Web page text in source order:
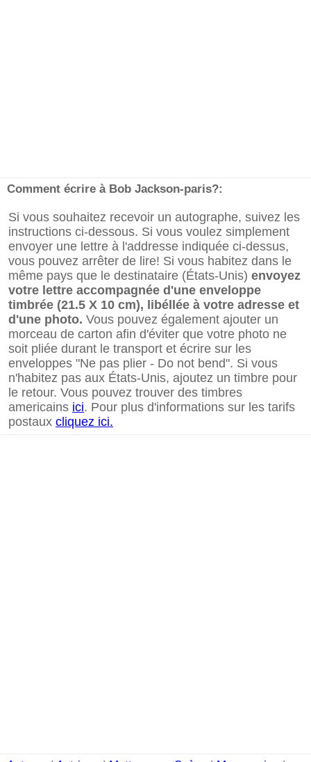
Comment écrire à Bob Jackson-paris?:
Si vous souhaitez recevoir un autographe, suivez les
instructions ci-dessous. Si vous voulez simplement
envoyer une lettre à l'addresse indiquée ci-dessus,
vous pouvez arrêter de lire! Si vous habitez dans le
même pays que le destinataire (États-Unis) envoyez
votre lettre accompagnée d'une enveloppe
timbrée (21.5 X 10 cm), libéllée à votre adresse et
d'une photo. Vous pouvez également ajouter un
morceau de carton afin d'éviter que votre photo ne
soit pliée durant le transport et écrire sur les
enveloppes "Ne pas plier - Do not bend". Si vous
n'habitez pas aux États-Unis, ajoutez un timbre pour
le retour. Vous pouvez trouver des timbres
americains ici. Pour plus d'informations sur les tarifs
postaux cliquez ici.